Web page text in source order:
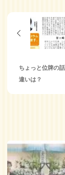
ちょっと位牌の
違いは？